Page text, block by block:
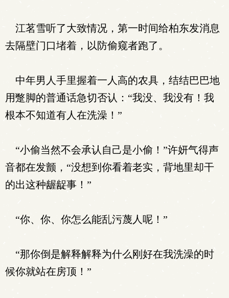
江茗雪听了大致情况，第一时间给柏东发消息
去隔壁门口堵着，以防偷窥者跑了。
中年男人手里握着一人高的农具，结结巴巴地
用蹩脚的普通话急切否认：“我没、我没有！我
根本不知道有人在洗澡！”
“小偷当然不会承认自己是小偷！”许妍气得声
音都在发颤，“没想到你看着老实，背地里却干
的出这种龌龊事！”
“你、你、你怎么能乱污蔑人呢！”
“那你倒是解释解释为什么刚好在我洗澡的时
候你就站在房顶！”